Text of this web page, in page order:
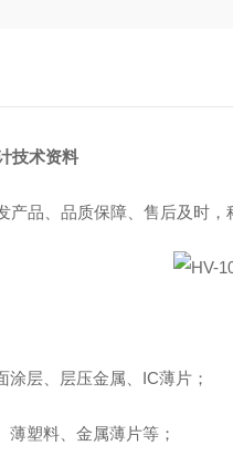
技术资料
产品、品质保障、售后及时，
层、层压金属、 IC薄片；
薄塑料、金属薄片等；